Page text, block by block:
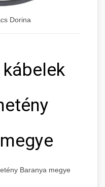
Dorina
Baranya megye